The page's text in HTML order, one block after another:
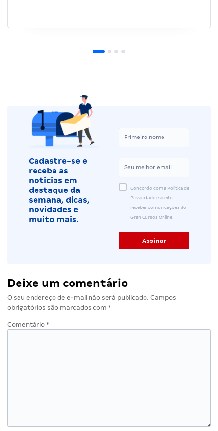
Cadastre-se e
receba as
notícias em
destaque da
semana, dicas,
novidades e
muito mais.
Concordo com a Política de
Privacidade e aceito
receber comunicações do
Gran Cursos Online.
Deixe um comentário
O seu endereço de e-mail não será publicado. Campos
obrigatórios são marcados com *
Comentário *